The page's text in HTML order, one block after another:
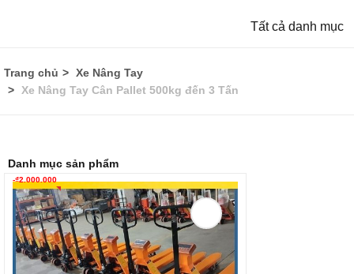
Tất cả danh mục
Trang chủ
Xe Nâng Tay
Xe Nâng Tay Cân Pallet 500kg đến 3 Tấn
Danh mục sản phẩm
-₫2.000.000